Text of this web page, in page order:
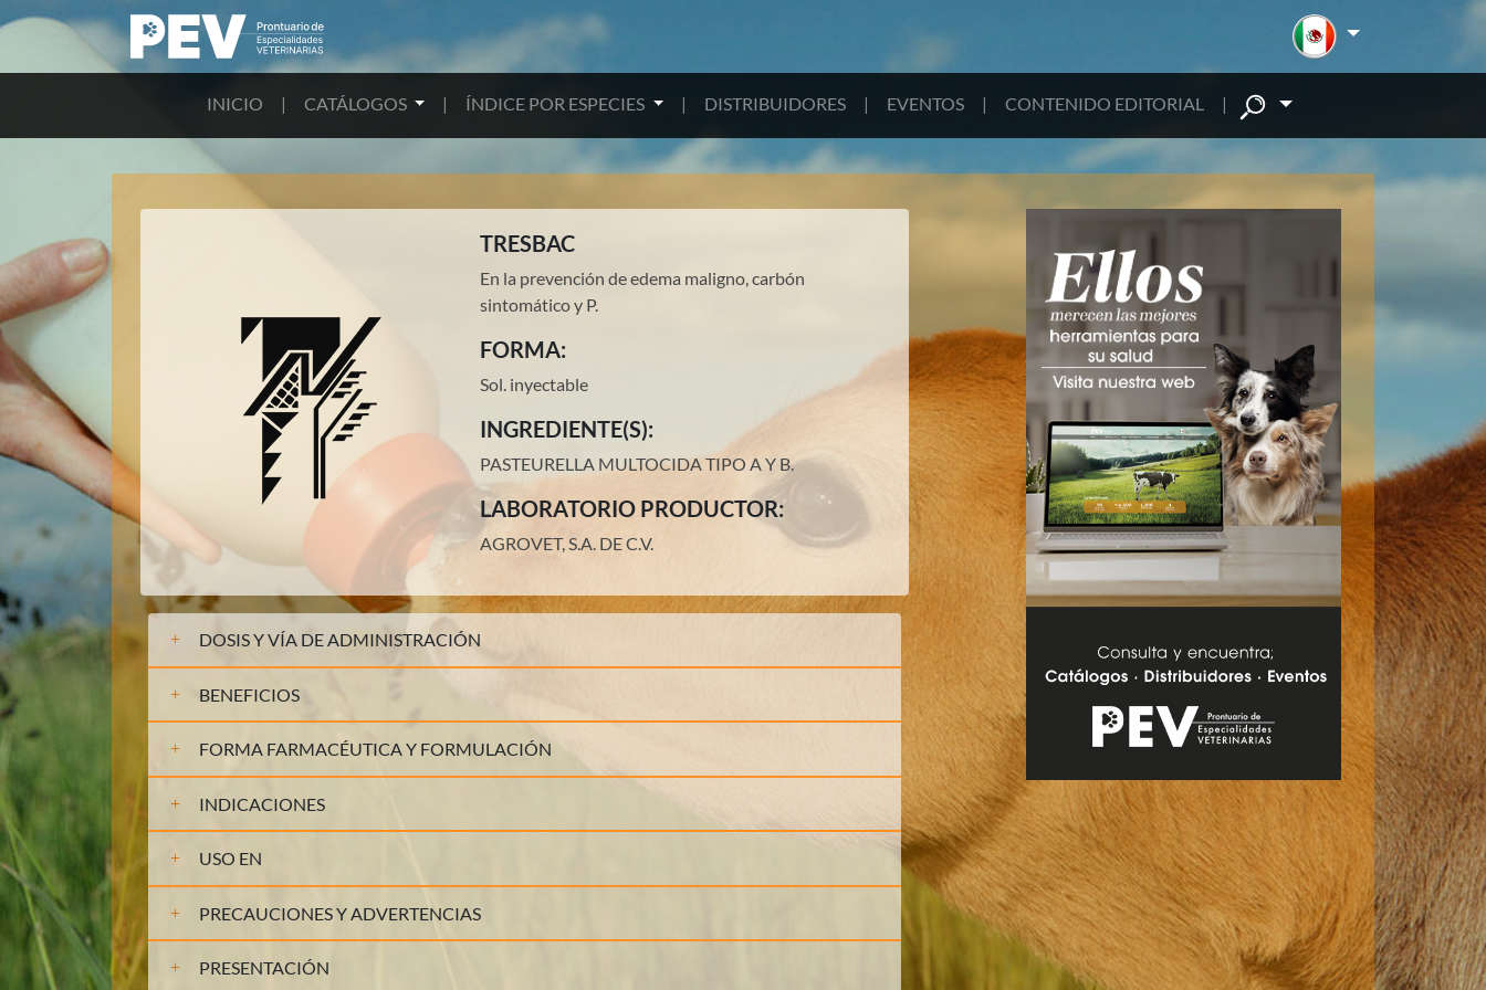
INICIO | CATÁLOGOS | ÍNDICE POR ESPECIES | DISTRIBUIDORES | EVENTOS | CONTENIDO EDITORIAL |
TRESBAC
En la prevención de edema maligno, carbón
sintomático y P.
FORMA:
Sol. inyectable
INGREDIENTE(S):
PASTEURELLA MULTOCIDA TIPO A Y B.
LABORATORIO PRODUCTOR:
AGROVET, S.A. DE C.V.
DOSIS Y VÍA DE ADMINISTRACIÓN
BENEFICIOS
FORMA FARMACÉUTICA Y FORMULACIÓN
INDICACIONES
USO EN
PRECAUCIONES Y ADVERTENCIAS
PRESENTACIÓN